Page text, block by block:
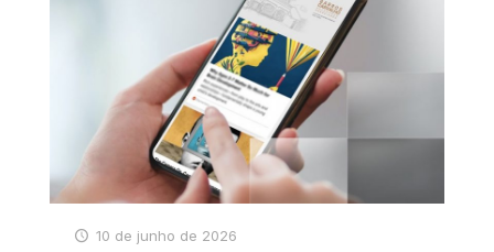
10 de junho de 2026